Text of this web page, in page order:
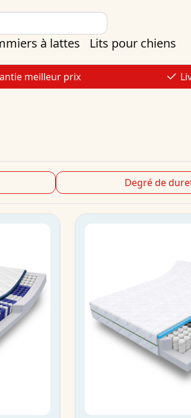
à lattes Lits pour chiens
meilleur prix
Degré de